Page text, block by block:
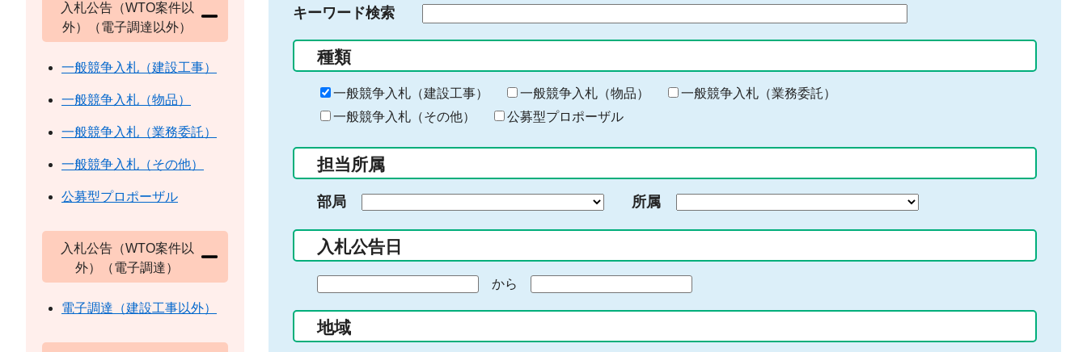
キーワード検索
る
キ
ー
ー
入
力
種類
一般競争入札（建設工事） 一般競争入札（物品）
一般競争入札（業務委託）
一般競争入札（その他）
公募型プロポーザル
担当所属
部局 所属
入札公告日
の
始
から
終
地域
入札公告（WTO案件以
外）（電子調達以外）
一般競争入札（建設工事）
一般競争入札（物品）
一般競争入札（業務委託）
一般競争入札（その他）
公募型プロポーザル
入札公告（WTO案件以
外）（電子調達）
電子調達（建設工事以外）